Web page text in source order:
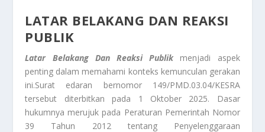
LATAR BELAKANG DAN REAKSI
PUBLIK
Latar Belakang Dan Reaksi Publikmenjadi aspek
penting dalam memahami konteks kemunculan gerakan
ini.Surat edaran bernomor 149/PMD.03.04/KESRA
tersebut diterbitkan pada 1 Oktober 2025. Dasar
hukumnya merujuk pada Peraturan Pemerintah Nomor
39 Tahun 2012 tentang Penyelenggaraan